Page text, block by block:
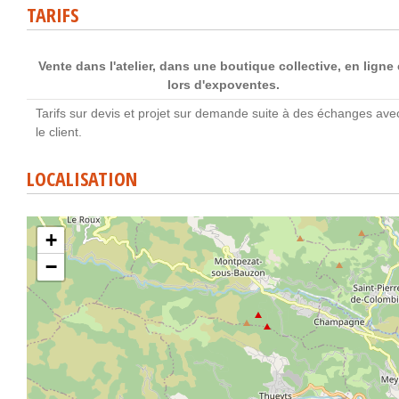
TARIFS
Vente dans l'atelier, dans une boutique collective, en ligne
lors d'expoventes.
Tarifs sur devis et projet sur demande suite à des échanges
le client.
LOCALISATION
+
−